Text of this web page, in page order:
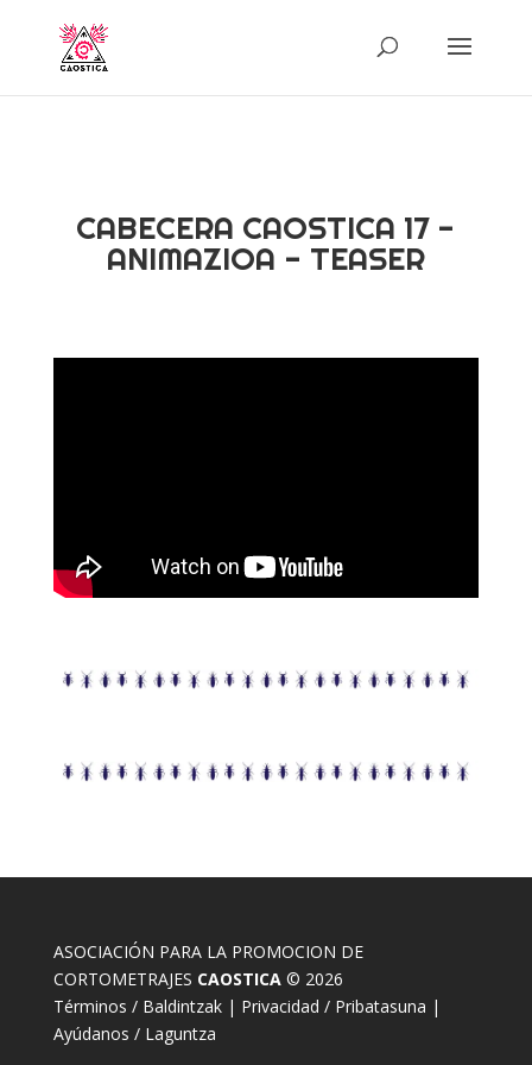
CABECERA CAOSTICA 17 -
ANIMAZIOA - TEASER
ASOCIACIÓN PARA LA PROMOCION DE
CORTOMETRAJES CAOSTICA© 2026
Términos / Baldintzak| Privacidad / Pribatasuna |
Ayúdanos / Laguntza